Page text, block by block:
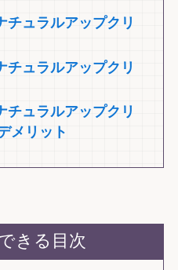
チュラルアップクリ
チュラルアップクリ
チュラルアップクリ
メリット
きる目次